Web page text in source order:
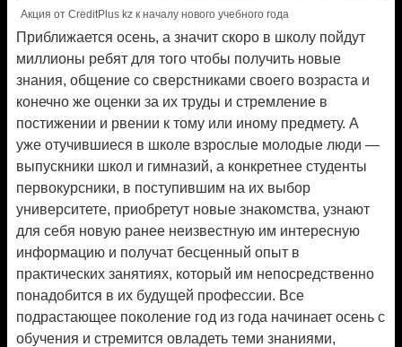
Акция от CreditPlus kz к началу нового учебного года
Приближается осень, а значит скоро в школу пойдут
миллионы ребят для того чтобы получить новые
знания, общение со сверстниками своего возраста и
конечно же оценки за их труды и стремление в
постижении и рвении к тому или иному предмету. А
уже отучившиеся в школе взрослые молодые люди —
выпускники школ и гимназий, а конкретнее студенты
первокурсники, в поступившим на их выбор
университете, приобретут новые знакомства, узнают
для себя новую ранее неизвестную им интересную
информацию и получат бесценный опыт в
практических занятиях, который им непосредственно
понадобится в их будущей профессии. Все
подрастающее поколение год из года начинает осень с
обучения и стремится овладеть теми знаниями,